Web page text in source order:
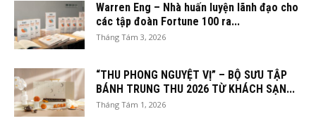
Warren Eng – Nhà huấn luyện lãnh đạo cho
các tập đoàn Fortune 100 ra...
Tháng Tám 3, 2026
“THU PHONG NGUYỆT VỊ” – BỘ SƯU TẬP
BÁNH TRUNG THU 2026 TỪ KHÁCH SẠN...
Tháng Tám 1, 2026